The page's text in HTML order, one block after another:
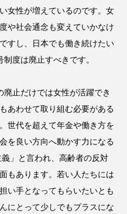
女性が増えているのです。女
や社会通念も変えていかなけ
すし、日本でも働き続けたい
度は廃止すべきです。
廃止だけでは女性が活躍でき
あわせて取り組む必要がある
世代を超えて年金や働き方を
を良い方向へ動かす力になる
」と言われ、高齢者の反対
もあります。若い人たちには
い手となってもらいたいとも
にとって少しでもプラスにな